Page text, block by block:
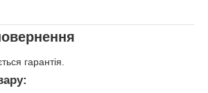
гарантія.